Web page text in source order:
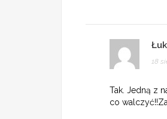
18
Tak. Jedną z
co